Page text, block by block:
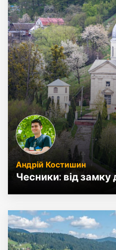
Андрій Костишин
Чесники: від замку